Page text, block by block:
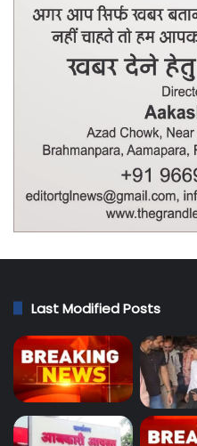
Last Modified Posts